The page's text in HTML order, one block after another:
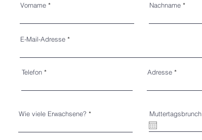
Vorname Nachname
E-Mail-Adresse
Telefon Adresse
Wie viele Erwachsene? Muttertagsbrunch